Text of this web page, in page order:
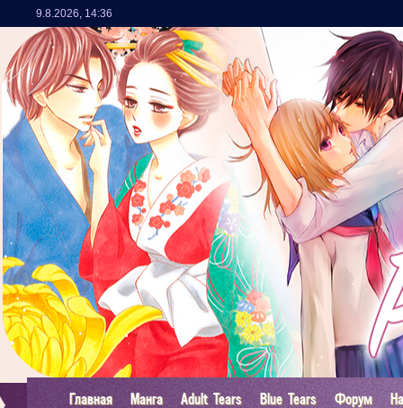
9.8.2026, 14:36
Главная Манга Adult Tears Blue Tears Форум